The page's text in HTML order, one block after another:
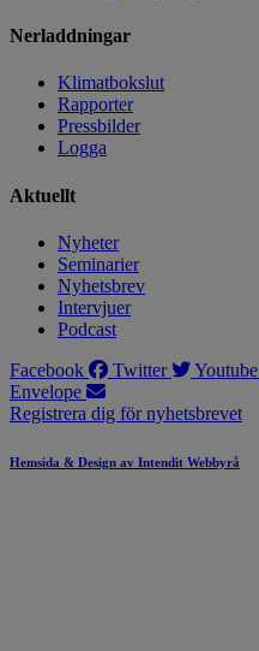
Nerladdningar
Klimatbokslut
Rapporter
Pressbilder
Logga
Aktuellt
Nyheter
Seminarier
Nyhetsbrev
Intervjuer
Podcast
Facebook
Twitter Youtube
Envelope
Registrera dig för nyhetsbrevet
Hemsida & Design av Intendit Webbyrå